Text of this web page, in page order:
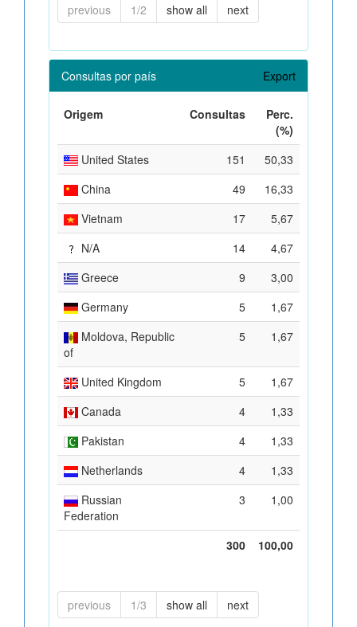
previous 1/2 show all next
Consultas por país Export
Origem Consultas
Perc.
(%)
United States
151
50,33
China
49
16,33
Vietnam
17
5,67
N/A
14
4,67
Greece
9
3,00
Germany
5
1,67
Moldova, Republic
of
5 1,67
United Kingdom 5
1,67
Canada
4
1,33
Pakistan
4
1,33
Netherlands
4
1,33
Russian
Federation
3 1,00
300 100,00
previous 1/3 show all next